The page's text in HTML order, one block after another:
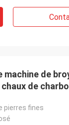
produit, prix
ne
facile à entrer
futurs ordres
de
de
pierres fines